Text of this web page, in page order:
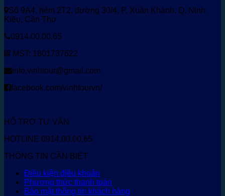
Số 9A4, hẻm 2T2, đường 30/4, P. Xuân Khánh, Q. Ninh
Kiều, Cần Thơ
0914.00.00.65
MST: 1801737622
info.vinhtour@gmail.com
facebook.com/vinhtourvn/
HỖ TRỢ TƯ VẤN
HOTLINE 0914.00.00.65
THÔNG TIN CẦN BIẾT
Điều kiện điều khoản
Phương thức thanh toán
Bảo mật thông tin khách hàng